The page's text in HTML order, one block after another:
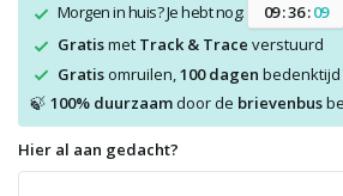
Morgen in huis? Je hebt nog: 09:36:09
Gratismet Track & Trace verstuurd
Gratisomruilen, 100 dagen bedenktijd
🍃 100% duurzaamdoor de brievenbus
Hier al aan gedacht?